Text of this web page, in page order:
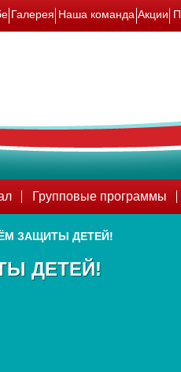
Галерея Наша команда Акции
Групповые программы
ЗАЩИТЫ ДЕТЕЙ!
ДЕТЕЙ!